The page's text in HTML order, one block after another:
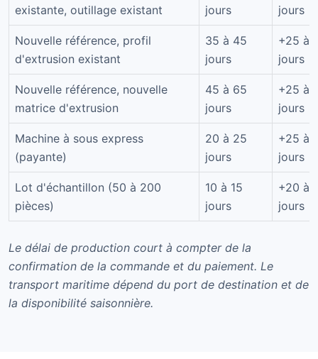
existante, outillage existant
jours
jours
Nouvelle référence, profil
d'extrusion existant
35 à 45
jours
+25 à
jours
Nouvelle référence, nouvelle
matrice d'extrusion
45 à 65
jours
+25 à
jours
Machine à sous express
(payante)
20 à 25
jours
+25 à
jours
Lot d'échantillon (50 à 200
pièces)
10 à 15
jours
+20 à
jours
Le délai de production court à compter de la
confirmation de la commande et du paiement. Le
transport maritime dépend du port de destination et de
la disponibilité saisonnière.